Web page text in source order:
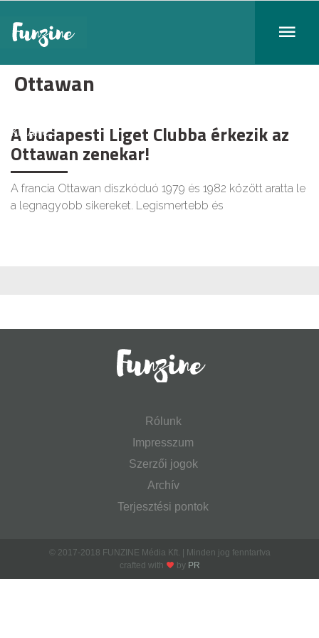
Ottawan
KIKAPCS
A budapesti Liget Clubba érkezik az
Ottawan zenekar!
A francia Ottawan diszkóduó 1979 és 1982 között aratta le
a legnagyobb sikereket. Legismertebb és
Rólunk
Impresszum
Szerzői jogok
Archív
Terjesztési pontok
© 2017-2018 FUNZINE Média Kft. | Minden jog fenntartva
crafted with
by PR